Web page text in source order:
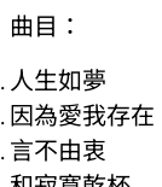
曲目：
人生如夢
因為愛我存在
言不由衷